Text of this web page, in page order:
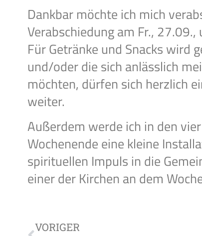
Dankbar möchte ich mich
Verabschiedung am Fr.,
Für Getränke und Snacks wird
und/oder die sich anlässlich
möchten, dürfen sich herzlich
weiter.
Außerdem werde ich in den
Wochenende eine kleine
spirituellen Impuls in die
einer der Kirchen an dem
VORIGER